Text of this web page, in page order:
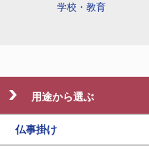
学校・教育
用途から選ぶ
仏事掛け